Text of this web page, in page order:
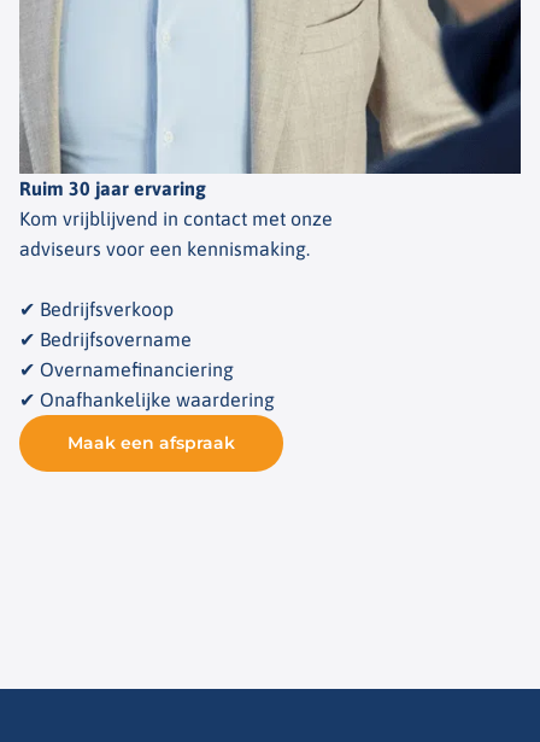
Ruim 30 jaar ervaring
Kom vrijblijvend in contact met onze
adviseurs voor een kennismaking.
✔ Bedrijfsverkoop
✔ Bedrijfsovername
✔ Overnamefinanciering
✔ Onafhankelijke waardering
Maak een afspraak